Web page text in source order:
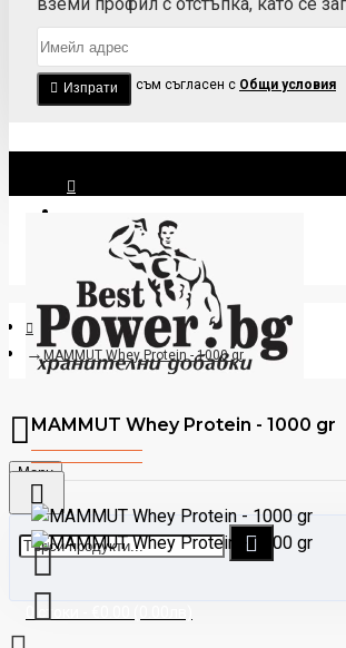
Изпрати
Прочетох и съм съгласен с Общи условия
Регистрация
Menu
MAMMUT Whey Protein - 1000 gr
MAMMUT Whey Protein - 1000 gr